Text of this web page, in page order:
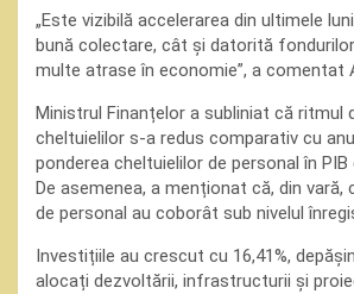
„Este vizibilă accelerarea din ultimele
bună colectare, cât și datorită
multe atrase în economie”, a comentat
Ministrul Finanțelor a subliniat că ritmul
cheltuielilor s-a redus comparativ cu
ponderea cheltuielilor de personal în
De asemenea, a menționat că, din vară,
de personal au coborât sub nivelul
Investițiile au crescut cu 16,41%,
alocați dezvoltării, infrastructurii și